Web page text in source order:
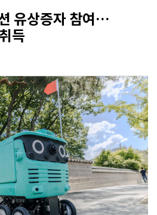
유상증자 참여…
득